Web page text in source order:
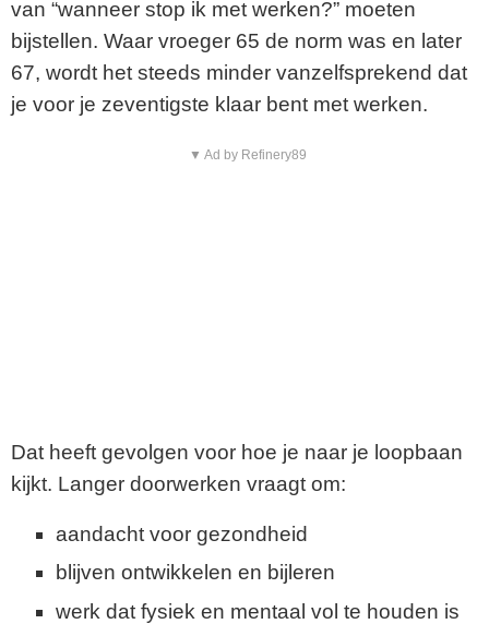
van “wanneer stop ik met werken?” moeten
bijstellen. Waar vroeger 65 de norm was en later
67, wordt het steeds minder vanzelfsprekend dat
je voor je zeventigste klaar bent met werken.
▼ Ad by Refinery89
Dat heeft gevolgen voor hoe je naar je loopbaan
kijkt. Langer doorwerken vraagt om:
aandacht voor gezondheid
blijven ontwikkelen en bijleren
werk dat fysiek en mentaal vol te houden is